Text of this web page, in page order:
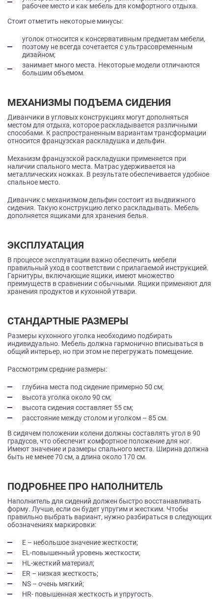
рабочее место и как мебель для комфортного отдыха.
Стоит отметить некоторые минусы:
уголок относится к консервативным предметам мебели,
поэтому не всегда сочетается с ультрасовременным
дизайном;
занимает много места. Некоторые модели отличаются
большим объемом.
МЕХАНИЗМЫ ПОДЪЕМА СИДЕНИЯ
Диванчики в угловых конструкциях могут дополняться
местом для отдыха, которое раскладывается различными
способами. К распространенным вариантам трансформации
относится французская раскладушка и дельфин.
Механизм французской раскладушки применяется при
наличии спального места. Матрас удерживается на
металлических ножках. В результате обеспечивается удобное
спальное место.
Диванчик с механизмом дельфин состоит из выдвижного
сидения. Такую конструкцию легко раскладывать. Мебель
дополняется ящиками для хранения белья.
ЭКСПЛУАТАЦИЯ
В процессе эксплуатации важно обеспечить мебели
правильный уход в соответствии с прилагаемой инструкцией.
Гарнитуры, включающие ящики, имеют множество
преимуществ в сравнении с обычными. Ящики применяют для
хранения продуктов и кухонной утвари.
СТАНДАРТНЫЕ РАЗМЕРЫ
Размеры кухонного уголка необходимо подбирать
индивидуально. Мебель должна гармонично вписываться в
общий интерьер, но при этом не перегружать помещение.
Рассмотрим средние размеры:
глубина места под сидение примерно 50 см;
высота уголка около 90 см;
высота сидения составляет 55 см;
расстояние между столом и уголком – 85 см.
В сидячем положении колени должны составлять угол в 90
градусов, что обеспечит комфортное положение для ног.
Имеют значение и размеры спального места. Ширина должна
быть не менее 70 см, а длина около 170 см.
ПОДРОБНЕЕ ПРО НАПОЛНИТЕЛЬ
Наполнитель для сидений должен быстро восстанавливать
форму. Лучше, если он будет упругим и жестким. Чтобы
правильно выбрать вариант, нужно разбираться в следующих
обозначениях маркировки:
E – небольшое значение жесткости;
EL-повышенный уровень жесткости;
HL-жесткий материал;
ER – низкая жесткость;
NS – очень мягкий;
HR- повышенная жесткость и упругость.